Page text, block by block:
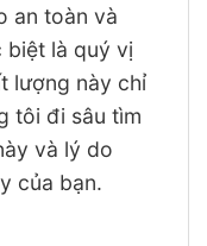
an toàn và
biệt là quý vị
lượng này chỉ
tôi đi sâu tìm
và lý do
của bạn.